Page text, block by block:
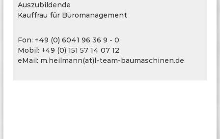
Auszubildende
Kauffrau für Büromanagement
Fon: +49 (0) 6041 96 36 9 - 0
Mobil: +49 (0) 151 57 14 07 12
eMail: m.heilmann(at)l-team-baumaschinen.de